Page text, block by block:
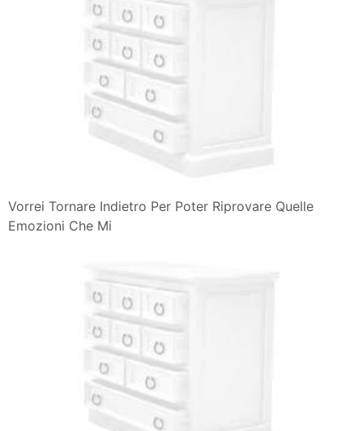
Vorrei Tornare Indietro Per Poter Riprovare Quelle
Emozioni Che Mi